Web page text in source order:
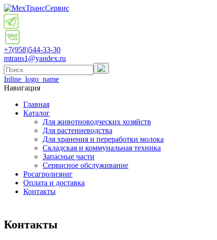
+7(958)544-33-30
mtrans1@yandex.ru
Inline_logo_name
Навигация
Главная
Каталог
Для животноводческих хозяйств
Для растениеводства
Для хранения и переработки молока
Складская и коммунальная техника
Запасные части
Cервисное обслуживание
Росагролизинг
Оплата и доставка
Контакты
Контакты